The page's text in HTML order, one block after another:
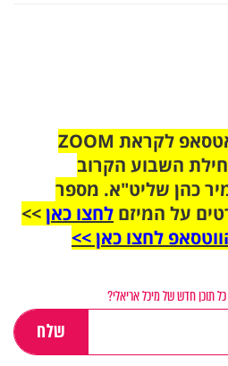
הצטרפו לקבוצת הוואטסאפ לקראת ZOOM
השבוע הקרוב
כהן שליט"א. מספר
על המיזם לחצו כאן>>
לחצו כאן >>
תוכן חדש של מיכל אריאלי?